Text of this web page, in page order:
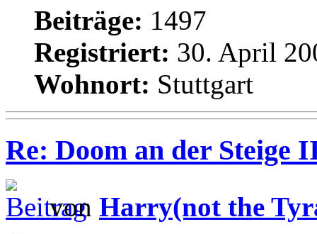
Beiträge: 1497
Registriert: 30. April
Wohnort: Stuttgart
Re: Doom an der Steige
von Harry(not the